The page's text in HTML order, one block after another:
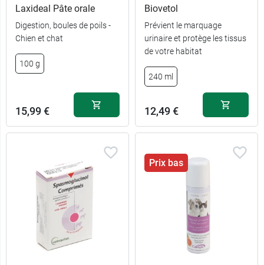
Laxideal Pâte orale
Digestion, boules de poils -
Chien et chat
100 g
15,99 €
Biovetol
Prévient le marquage
urinaire et protège les tissus
de votre habitat
240 ml
12,49 €
Prix bas